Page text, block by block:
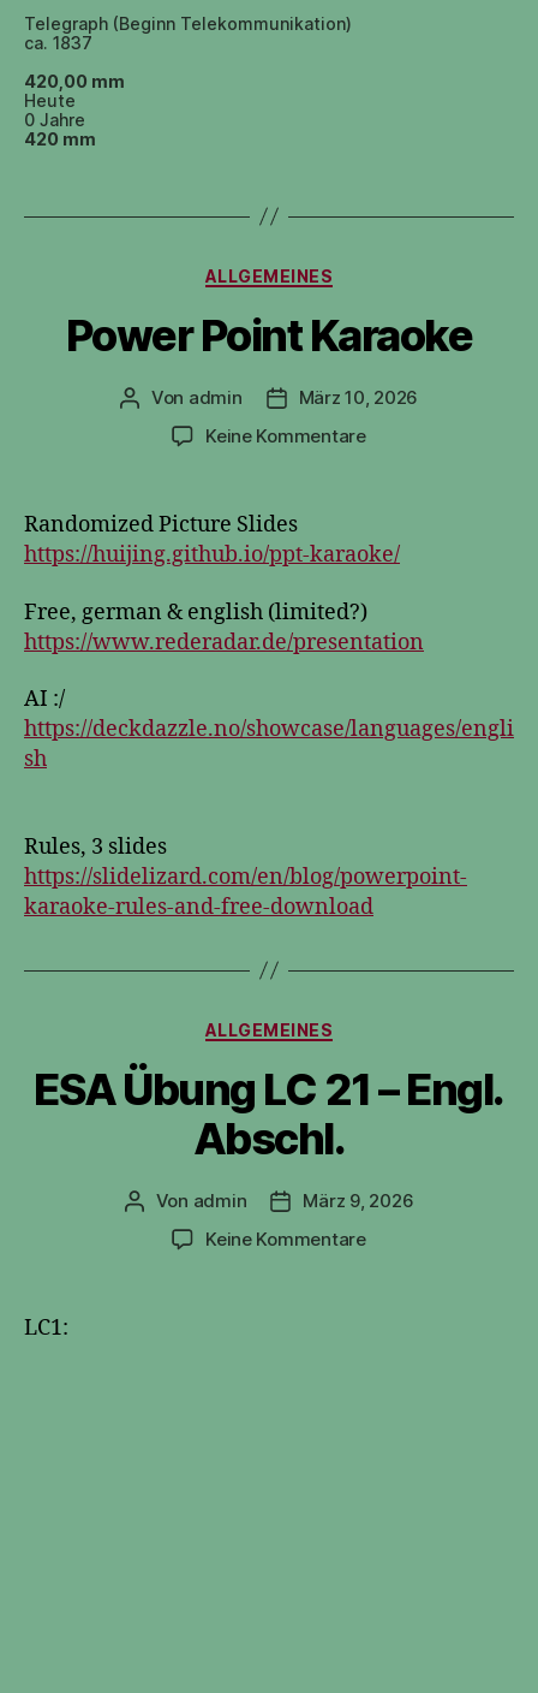
Telegraph (Beginn Telekommunikation)
ca. 1837
420,00 mm
Heute
0 Jahre
420 mm
Kategorien
ALLGEMEINES
Power Point Karaoke
Beitragsautor
Von admin Veröffentlichungsdatum
März 10, 2026
Keine Kommentarezu
Randomized Picture Slides
https://huijing.github.io/ppt-karaoke/
Free, german & english (limited?)
https://www.rederadar.de/presentation
AI :/
https://deckdazzle.no/showcase/languages/engli
sh
Rules, 3 slides
https://slidelizard.com/en/blog/powerpoint-
karaoke-rules-and-free-download
Kategorien
ALLGEMEINES
ESA Übung LC 21 – Engl.
Abschl.
Beitragsautor
Von admin Veröffentlichungsdatum
März 9, 2026
Keine Kommentarezu
LC1: